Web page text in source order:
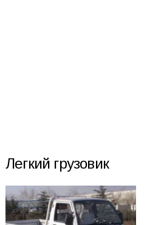
Легкий грузовик